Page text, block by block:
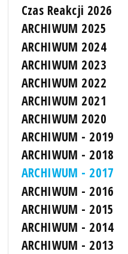
Czas Reakcji 2026
ARCHIWUM 2025
ARCHIWUM 2024
ARCHIWUM 2023
ARCHIWUM 2022
ARCHIWUM 2021
ARCHIWUM 2020
ARCHIWUM - 2019
ARCHIWUM - 2018
ARCHIWUM - 2017
ARCHIWUM - 2016
ARCHIWUM - 2015
ARCHIWUM - 2014
ARCHIWUM - 2013